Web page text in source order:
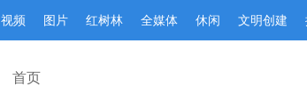
视频 图片 红树林 全媒体 休闲 文明创建
首页